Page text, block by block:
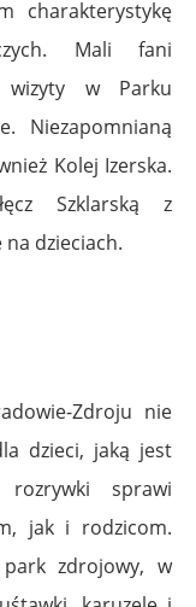
charakterystykę
Mali fani
wizyty w Parku
Niezapomnianą
Kolej Izerska.
Szklarską z
dzieciach.
Zdroju nie
dzieci, jaką jest
sprawi
jak i rodzicom.
zdrojowy, w